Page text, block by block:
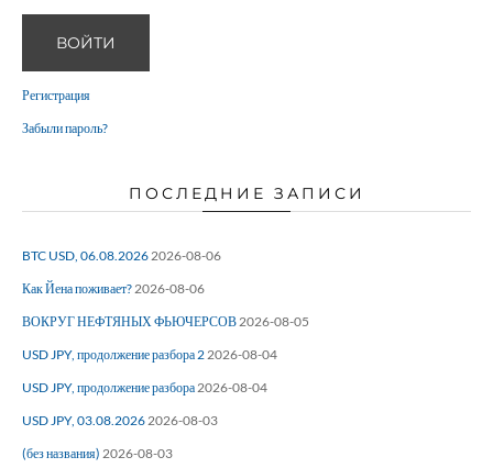
ВОЙТИ
Регистрация
Забыли пароль?
ПОСЛЕДНИЕ ЗАПИСИ
BTC USD, 06.08.20262026-08-06
Как Йена поживает?2026-08-06
ВОКРУГ НЕФТЯНЫХ ФЬЮЧЕРСОВ2026-08-05
USD JPY, продолжение разбора 22026-08-04
USD JPY, продолжение разбора2026-08-04
USD JPY, 03.08.20262026-08-03
(без названия) 2026-08-03